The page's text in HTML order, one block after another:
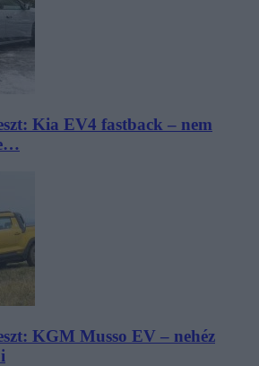
Kia EV4 fastback – nem
KGM Musso EV – nehéz